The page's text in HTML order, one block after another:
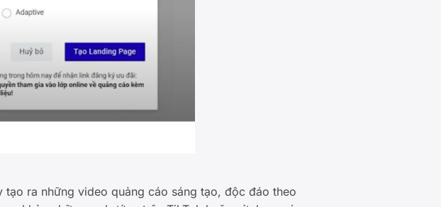
ra những video quảng cáo sáng tạo, độc đáo theo